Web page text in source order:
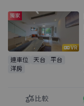
VR
獨家
連車位 天台
平台
洋房
比較